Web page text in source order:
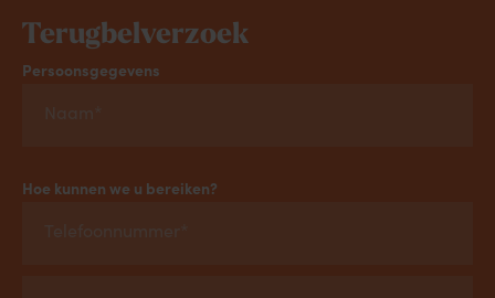
Terugbelverzoek
Persoonsgegevens
Hoe kunnen we u bereiken?